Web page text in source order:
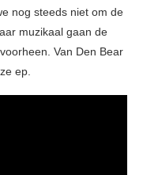
nog steeds niet om de
muzikaal gaan de
Van Den Bear
ep.